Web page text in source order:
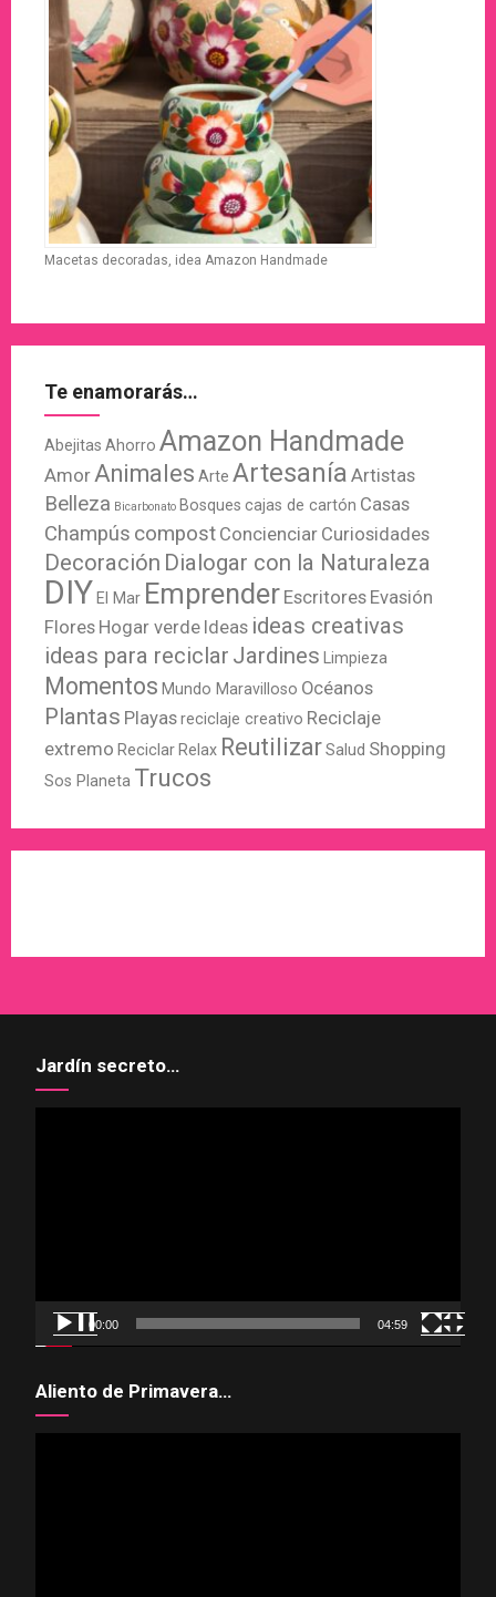
Macetas decoradas, idea Amazon Handmade
Te enamorarás…
Abejitas Ahorro Amazon Handmade
Amor Animales Arte Artesanía Artistas
Belleza Bicarbonato Bosques cajas de cartón Casas
Champús compost Concienciar Curiosidades
Decoración Dialogar con la Naturaleza
DIY El Mar Emprender Escritores Evasión
Flores Hogar verde Ideas ideas creativas
ideas para reciclar Jardines Limpieza
Momentos Mundo Maravilloso Océanos
Plantas Playasreciclaje creativo Reciclaje
extremo Reciclar Relax ReutilizarSalud Shopping
Sos Planeta Trucos
Jardín secreto…
00:00 04:59
Aliento de Primavera…